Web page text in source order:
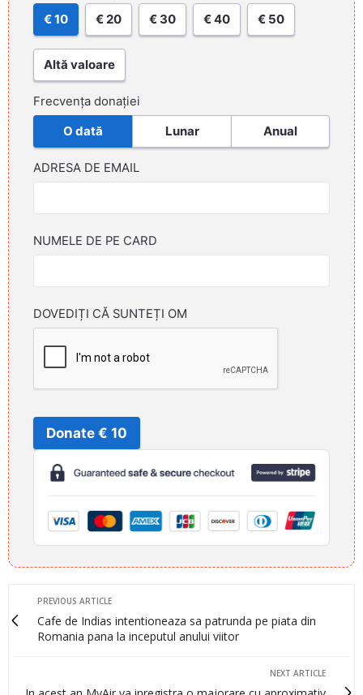
€ 10 € 20 € 30 € 40 € 50
Altă valoare
Frecvența donației
O dată Lunar Anual
ADRESA DE EMAIL
NUMELE DE PE CARD
DOVEDIȚI CĂ SUNTEȚI OM
Donate € 10
PREVIOUS ARTICLE
Cafe de Indias intentioneaza sa patrunda pe piata din
Romania pana la inceputul anului viitor
NEXT ARTICLE